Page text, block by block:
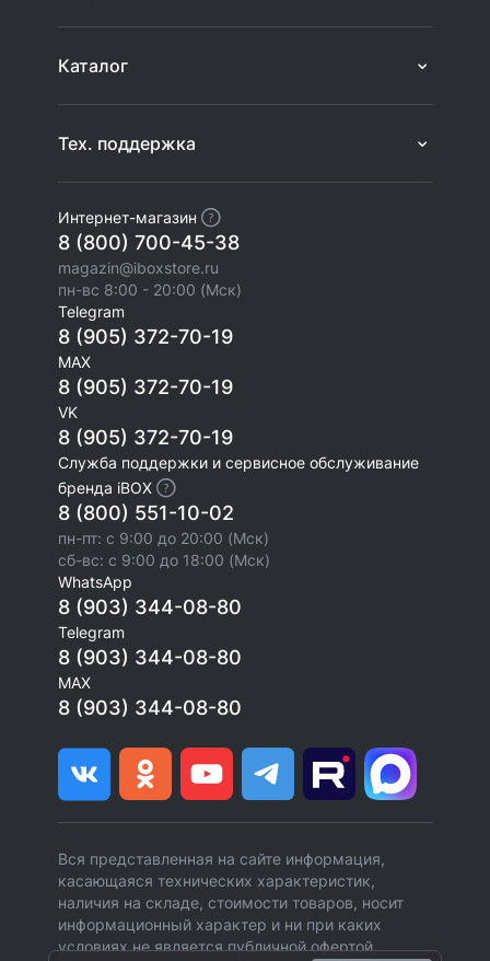
Каталог
Тех. поддержка
Интернет-магазин
8 (800) 700-45-38
magazin@iboxstore.ru
пн-вс 8:00 - 20:00 (Мск)
Telegram
8 (905) 372-70-19
MAX
8 (905) 372-70-19
VK
8 (905) 372-70-19
Служба поддержки и сервисное обслуживание
бренда iBOX
8 (800) 551-10-02
пн-пт: с 9:00 до 20:00 (Мск)
сб-вс: с 9:00 до 18:00 (Мск)
WhatsApp
8 (903) 344-08-80
Telegram
8 (903) 344-08-80
MAX
8 (903) 344-08-80
Вся представленная на сайте информация,
касающаяся технических характеристик,
наличия на складе, стоимости товаров, носит
информационный характер и ни при каких
условиях не является публичной офертой,